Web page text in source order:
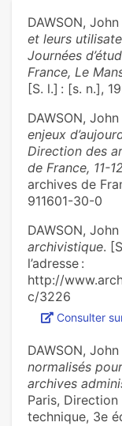
DAWSON, John
et leurs
Journées
France, Le
[S. l.] : [s. n.],
DAWSON, John
enjeux
Direction des
de France, 11-
archives de
911601-30-0
DAWSON, John
archivistique.
l’adresse :
http://
c/3226
Consulter
DAWSON, John
normalisés
archives
Paris,
technique, 3e